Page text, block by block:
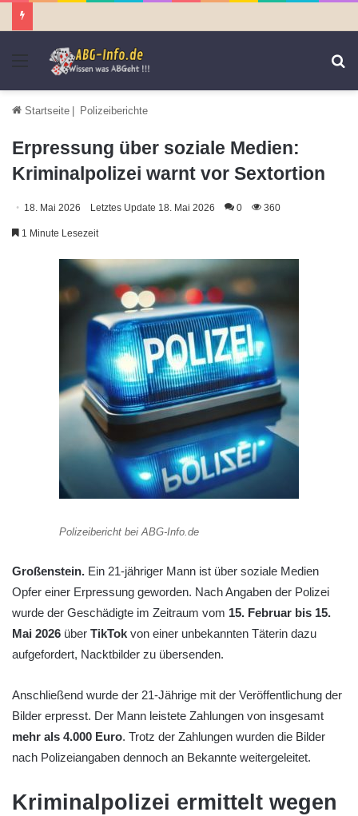
Menü
Startseite | Polizeiberichte
Erpressung über soziale Medien:
Kriminalpolizei warnt vor Sextortion
18. Mai 2026 Letztes Update 18. Mai 2026 0 360
1 Minute Lesezeit
Polizeibericht bei ABG-Info.de
Großenstein. Ein 21-jähriger Mann ist über soziale Medien
Opfer einer Erpressung geworden. Nach Angaben der Polizei
wurde der Geschädigte im Zeitraum vom 15. Februar bis 15.
Mai 2026 über TikTok von einer unbekannten Täterin dazu
aufgefordert, Nacktbilder zu übersenden.
Anschließend wurde der 21-Jährige mit der Veröffentlichung der
Bilder erpresst. Der Mann leistete Zahlungen von insgesamt
mehr als 4.000 Euro. Trotz der Zahlungen wurden die Bilder
nach Polizeiangaben dennoch an Bekannte weitergeleitet.
Kriminalpolizei ermittelt wegen